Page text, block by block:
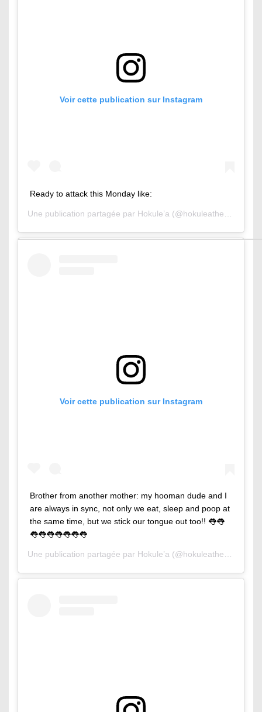
Voir cette publication sur Instagram
Ready to attack this Monday like:
Une publication partagée par Hokule’a (@hokuleathesurfingcat) le
Voir cette publication sur Instagram
Brother from another mother: my hooman dude and I
are always in sync, not only we eat, sleep and poop at
the same time, but we stick our tongue out too!! 👅👅
👅👅👅👅👅👅👅
Une publication partagée par Hokule’a (@hokuleathesurfingcat) le